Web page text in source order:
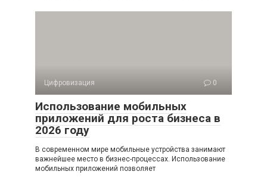
Цифровизация 0
Использование мобильных
приложений для роста бизнеса в
2026 году
В современном мире мобильные устройства занимают
важнейшее место в бизнес-процессах. Использование
мобильных приложений позволяет